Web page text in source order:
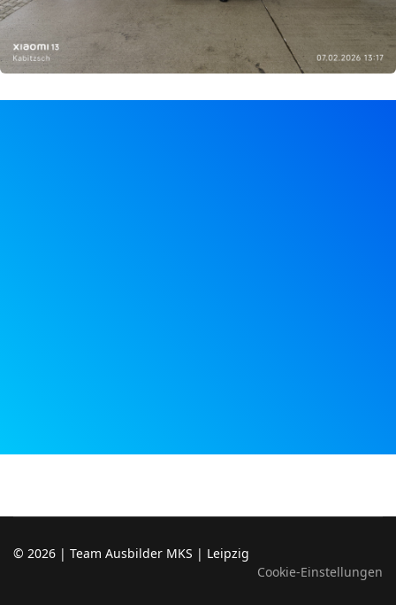
© 2026 | Team Ausbilder MKS | Leipzig
Cookie-Einstellungen